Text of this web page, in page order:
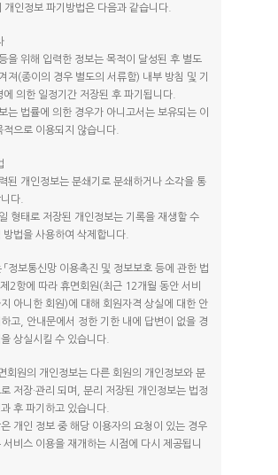
인정보 파기방법은 다음과 같습니다.
을 위해 입력한 정보는 목적이 달성된 후 별도
져(종이의 경우 별도의 서류함) 내부 방침 및 기
에 의한 일정기간 저장된 후 파기됩니다.
는 법률에 의한 경우가 아니고서는 보유되는 이
적으로 이용되지 않습니다.
된 개인정보는 분쇄기로 분쇄하거나 소각을 통
다.
형태로 저장된 개인정보는 기록을 재생할 수
방법을 사용하여 삭제합니다.
정보통신망 이용촉진 및 정보보호 등에 관한 법
제2항에 따라 휴면회원(최근 12개월 동안 서비
아니한 회원)에 대해 회원자격 상실에 대한 안
고, 안내문에서 정한 기한 내에 답변이 없을 경
상실시킬 수 있습니다.
회원의 개인정보는 다른 회원의 개인정보와 분
저장·관리 되며, 분리 저장된 개인정보는 법정
후 파기하고 있습니다.
개인 정보 중 해당 이용자의 요청이 있는 경우
서비스 이용을 재개하는 시점에 다시 제공됩니